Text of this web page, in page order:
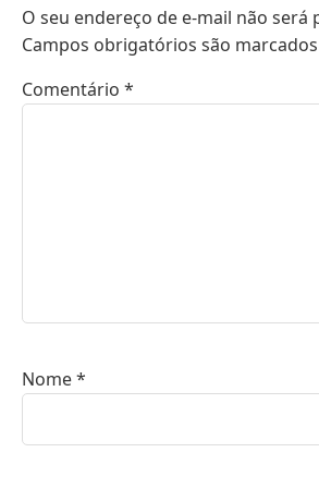
O seu endereço de e-mail não será
Campos obrigatórios são
Comentário *
Nome*